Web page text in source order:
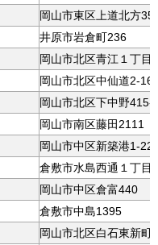
岡山市東区上道北方
井原市岩倉町236
岡山市北区青江１丁目
岡山市北区中仙道2-
岡山市北区下中野415-
岡山市南区藤田2111
岡山市中区新築港1-22
倉敷市水島西通１丁目
岡山市中区倉富440
倉敷市中島1395
岡山市北区白石東新町